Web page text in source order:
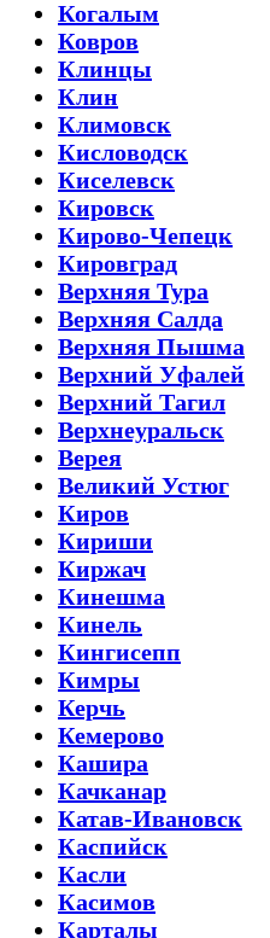
Когалым
Ковров
Клинцы
Клин
Климовск
Кисловодск
Киселевск
Кировск
Кирово-Чепецк
Кировград
Верхняя Тура
Верхняя Салда
Верхняя Пышма
Верхний Уфалей
Верхний Тагил
Верхнеуральск
Верея
Великий Устюг
Киров
Кириши
Киржач
Кинешма
Кинель
Кингисепп
Кимры
Керчь
Кемерово
Кашира
Качканар
Катав-Ивановск
Каспийск
Касли
Касимов
Карталы